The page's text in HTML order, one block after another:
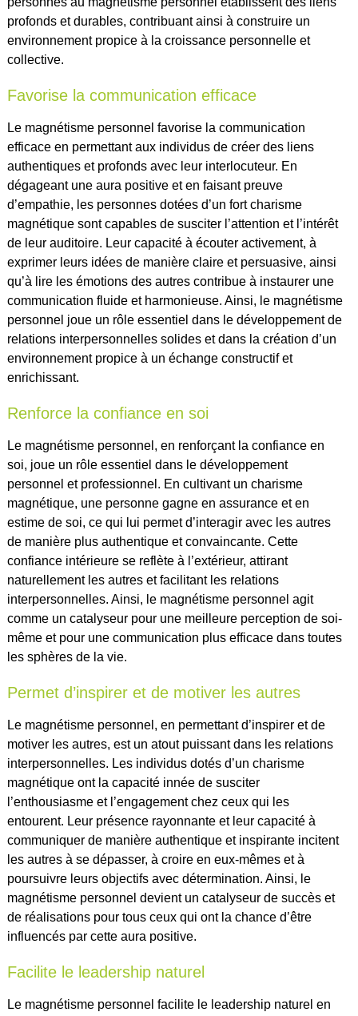
profonds et durables, contribuant ainsi à construire un
environnement propice à la croissance personnelle et
collective.
Favorise la communication efficace
Le magnétisme personnel favorise la communication
efficace en permettant aux individus de créer des liens
authentiques et profonds avec leur interlocuteur. En
dégageant une aura positive et en faisant preuve
d’empathie, les personnes dotées d’un fort charisme
magnétique sont capables de susciter l’attention et l’intérêt
de leur auditoire. Leur capacité à écouter activement, à
exprimer leurs idées de manière claire et persuasive, ainsi
qu’à lire les émotions des autres contribue à instaurer une
communication fluide et harmonieuse. Ainsi, le magnétisme
personnel joue un rôle essentiel dans le développement de
relations interpersonnelles solides et dans la création d’un
environnement propice à un échange constructif et
enrichissant.
Renforce la confiance en soi
Le magnétisme personnel, en renforçant la confiance en
soi, joue un rôle essentiel dans le développement
personnel et professionnel. En cultivant un charisme
magnétique, une personne gagne en assurance et en
estime de soi, ce qui lui permet d’interagir avec les autres
de manière plus authentique et convaincante. Cette
confiance intérieure se reflète à l’extérieur, attirant
naturellement les autres et facilitant les relations
interpersonnelles. Ainsi, le magnétisme personnel agit
comme un catalyseur pour une meilleure perception de soi-
même et pour une communication plus efficace dans toutes
les sphères de la vie.
Permet d’inspirer et de motiver les autres
Le magnétisme personnel, en permettant d’inspirer et de
motiver les autres, est un atout puissant dans les relations
interpersonnelles. Les individus dotés d’un charisme
magnétique ont la capacité innée de susciter
l’enthousiasme et l’engagement chez ceux qui les
entourent. Leur présence rayonnante et leur capacité à
communiquer de manière authentique et inspirante incitent
les autres à se dépasser, à croire en eux-mêmes et à
poursuivre leurs objectifs avec détermination. Ainsi, le
magnétisme personnel devient un catalyseur de succès et
de réalisations pour tous ceux qui ont la chance d’être
influencés par cette aura positive.
Facilite le leadership naturel
Le magnétisme personnel facilite le leadership naturel en